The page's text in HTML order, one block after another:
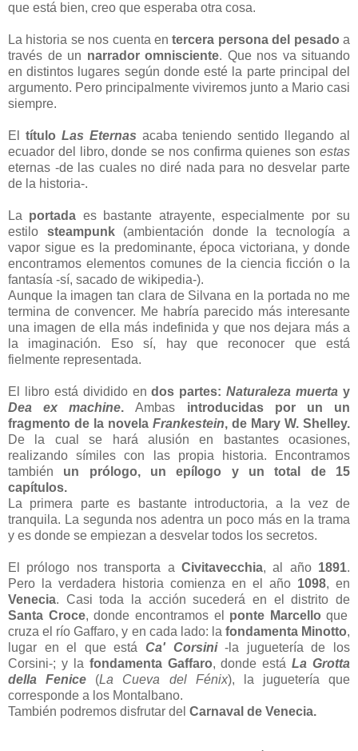
que está bien, creo que esperaba otra cosa.
La historia se nos cuenta entercera persona del pesado a
través de un narrador omnisciente. Que nos va situando
en distintos lugares según donde esté la parte principal del
argumento. Pero principalmente viviremos junto a Mario casi
siempre.
El título Las Eternas acaba teniendo sentido llegando al
ecuador del libro, donde se nos confirma quienes son estas
eternas -de las cuales no diré nada para no desvelar parte
de la historia-.
La portada es bastante atrayente, especialmente por su
estilo steampunk(ambientación donde la tecnología a
vapor sigue es la predominante, época victoriana, y donde
encontramos elementos comunes de la ciencia ficción o la
fantasía -sí, sacado de wikipedia-).
Aunque la imagen tan clara de Silvana en la portada no me
termina de convencer. Me habría parecido más interesante
una imagen de ella más indefinida y que nos dejara más a
la imaginación. Eso sí, hay que reconocer que está
fielmente representada.
El libro está dividido endos partes:Naturaleza muerta y
Dea ex machine.Ambas introducidas por un un
fragmento de la novela Frankestein, de Mary W. Shelley.
De la cual se hará alusión en bastantes ocasiones,
realizando símiles con las propia historia. Encontramos
también un prólogo, un epílogo y un total de 15
capítulos.
La primera parte es bastante introductoria, a la vez de
tranquila. La segunda nos adentra un poco más en la trama
y es donde se empiezan a desvelar todos los secretos.
El prólogo nos transporta a Civitavecchia, al año 1891.
Pero la verdadera historia comienza en el año 1098, en
Venecia. Casi toda la acción sucederá en el distrito de
Santa Croce, donde encontramos el ponte Marcello que
cruza el río Gaffaro, y en cada lado: la fondamenta Minotto,
lugar en el que está Ca' Corsini-la juguetería de los
Corsini-; y la fondamenta Gaffaro, donde estáLa Grotta
della Fenice (La Cueva del Fénix), la juguetería que
corresponde a los Montalbano.
También podremos disfrutar del Carnaval de Venecia.